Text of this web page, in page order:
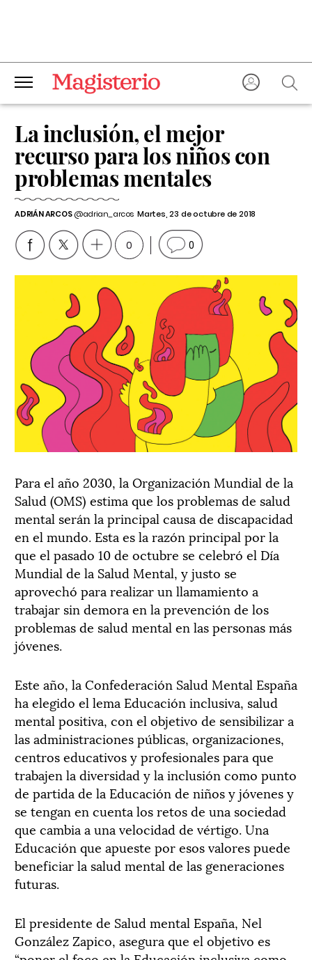
La inclusión, el mejor
recurso para los niños con
problemas mentales
ADRIÁN ARCOS@adrian_arcos Martes, 23 de octubre de 2018
0 0
Para el año 2030, la Organización Mundial de la
Salud (OMS) estima que los problemas de salud
mental serán la principal causa de discapacidad
en el mundo. Esta es la razón principal por la
que el pasado 10 de octubre se celebró el Día
Mundial de la Salud Mental, y justo se
aprovechó para realizar un llamamiento a
trabajar sin demora en la prevención de los
problemas de salud mental en las personas más
jóvenes.
Este año, la Confederación Salud Mental España
ha elegido el lema Educación inclusiva, salud
mental positiva, con el objetivo de sensibilizar a
las administraciones públicas, organizaciones,
centros educativos y profesionales para que
trabajen la diversidad y la inclusión como punto
de partida de la Educación de niños y jóvenes y
se tengan en cuenta los retos de una sociedad
que cambia a una velocidad de vértigo. Una
Educación que apueste por esos valores puede
beneficiar la salud mental de las generaciones
futuras.
El presidente de Salud mental España, Nel
González Zapico, asegura que el objetivo es